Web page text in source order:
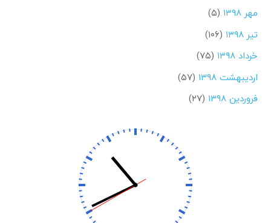
مهر ۱۳۹۸
(۵)
تیر ۱۳۹۸
(۱۰۶)
خرداد ۱۳۹۸
(۷۵)
اردیبهشت ۱۳۹۸
(۵۷)
فروردین ۱۳۹۸
(۲۷)